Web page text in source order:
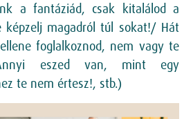
a fantáziád, csak kitalálod a
magadról túl sokat!/ Hát
foglalkoznod, nem vagy te
eszed van, mint egy
te nem értesz!, stb.)